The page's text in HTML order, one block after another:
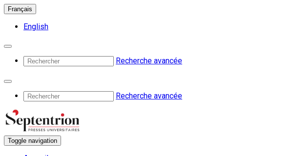
Français
English
Recherche avancée
Recherche avancée
Toggle navigation